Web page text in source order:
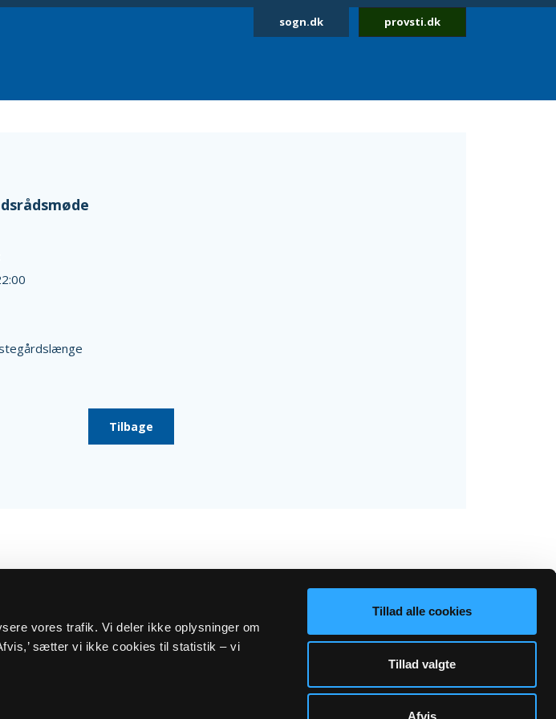
vores trafik. Vi deler ikke oplysninger om
sætter vi ikke cookies til statistik – vi
Tillad alle cookies
Tillad valgte
Afvis
sogn.dk provsti.dk
Tilbage